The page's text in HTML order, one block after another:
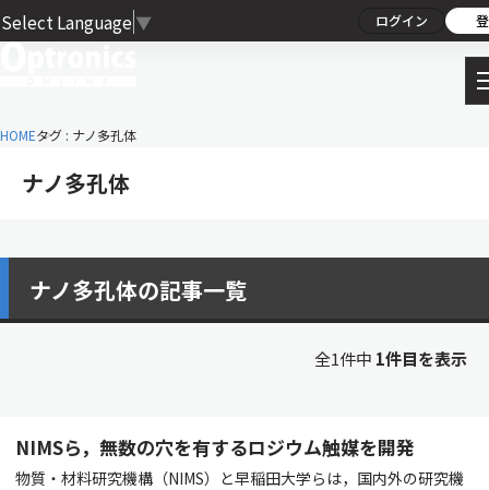
Select Language ▼ ログイン
HOMEタグ : ナノ多孔体
ナノ多孔体
ナノ多孔体の記事一覧
全1件中 1件目を表示
NIMSら，無数の穴を有するロジウム触媒を開発
物質・材料研究機構（NIMS）と早稲田大学らは，国内外の研究機